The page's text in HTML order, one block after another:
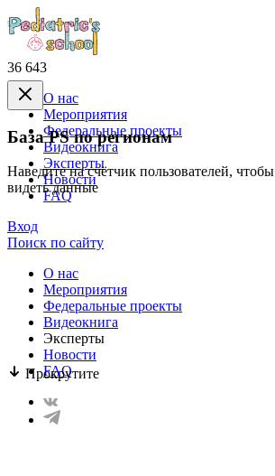
36 643
База PS по регионам
Наведите на счётчик пользователей, чтобы
видеть данные
Прокрутите
О нас
Mероприятия
Федеральные проекты
Видеокнига
Эксперты
Новости
FAQ
Вход
Поиск по сайту
О нас
Mероприятия
Федеральные проекты
Видеокнига
Эксперты
Новости
FAQ